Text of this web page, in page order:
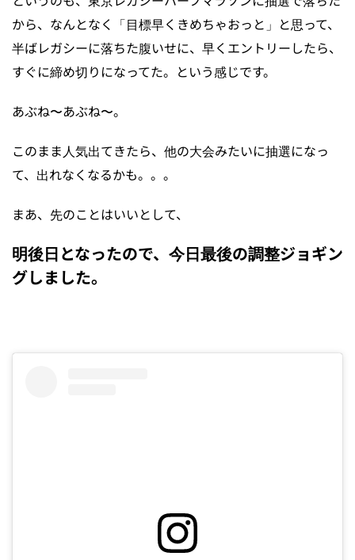
から、なんとなく「目標早くきめちゃおっと」と思って、
半ばレガシーに落ちた腹いせに、早くエントリーしたら、
すぐに締め切りになってた。という感じです。
あぶね〜あぶね〜。
このまま人気出てきたら、他の大会みたいに抽選になっ
て、出れなくなるかも。。。
まあ、先のことはいいとして、
明後日となったので、今日最後の調整ジョギン
グしました。